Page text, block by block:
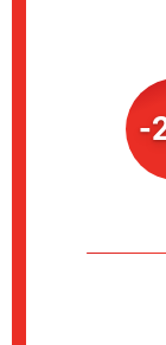
-